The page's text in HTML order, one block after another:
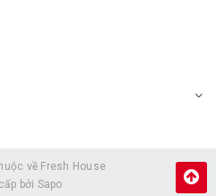
về Fresh House
bởi Sapo